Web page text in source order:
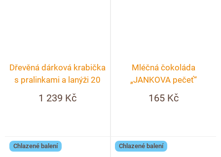
Dřevěná dárková krabička
s pralinkami a lanýži 20
ks s textem
1 239 Kč
Mléčná čokoláda
„JANKOVA pečeť“
165 Kč
Chlazené balení Chlazené balení